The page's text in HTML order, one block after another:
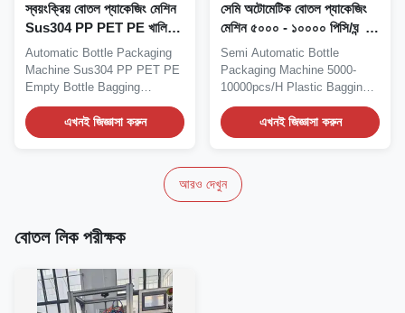
স্বয়ংক্রিয় বোতল প্যাকেজিং মেশিন
Sus304 PP PET PE খালি
বোতল ব্যাগিং মেশিন
Automatic Bottle Packaging
Machine Sus304 PP PET PE
Empty Bottle Bagging
Machine Automatic...
এখনই জিজ্ঞাসা করুন
সেমি অটোমেটিক বোতল প্যাকেজিং
মেশিন ৫০০০ - ১০০০০ পিসি/ঘন্টা
প্লাস্টিক ব্যাগিং মেশিন
Semi Automatic Bottle
Packaging Machine 5000-
10000pcs/H Plastic Bagging
Machine Factory direct...
এখনই জিজ্ঞাসা করুন
আরও দেখুন
বোতল লিক পরীক্ষক